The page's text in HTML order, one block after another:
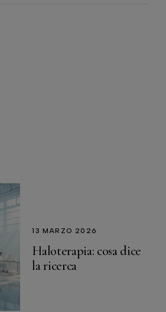
13 MARZO 2026
Haloterapia: cosa dice
la ricerca